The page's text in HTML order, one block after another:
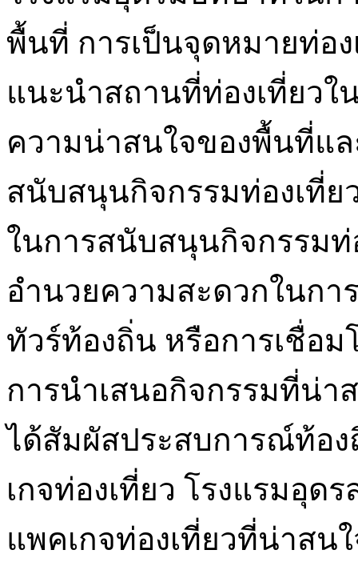
พื้นที่ การเป็นจุดหมายท่อ
แนะนำสถานที่ท่องเที่ยวใ
ความน่าสนใจของพื้นที่แล
สนับสนุนกิจกรรมท่องเที่
ในการสนับสนุนกิจกรรมท่
อำนวยความสะดวกในกา
ทัวร์ท้องถิ่น หรือการเชื่อ
การนำเสนอกิจกรรมที่น่า
ได้สัมผัสประสบการณ์ท้อ
เกจท่องเที่ยว โรงแรมอุด
แพคเกจท่องเที่ยวที่น่าสน